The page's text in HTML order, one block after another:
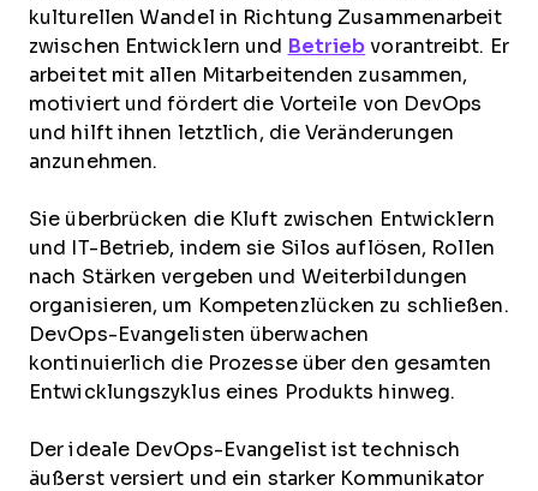
kulturellen Wandel in Richtung Zusammenarbeit
zwischen Entwicklern und Betrieb vorantreibt. Er
arbeitet mit allen Mitarbeitenden zusammen,
motiviert und fördert die Vorteile von DevOps
und hilft ihnen letztlich, die Veränderungen
anzunehmen.
Sie überbrücken die Kluft zwischen Entwicklern
und IT-Betrieb, indem sie Silos auflösen, Rollen
nach Stärken vergeben und Weiterbildungen
organisieren, um Kompetenzlücken zu schließen.
DevOps-Evangelisten überwachen
kontinuierlich die Prozesse über den gesamten
Entwicklungszyklus eines Produkts hinweg.
Der ideale DevOps-Evangelist ist technisch
äußerst versiert und ein starker Kommunikator